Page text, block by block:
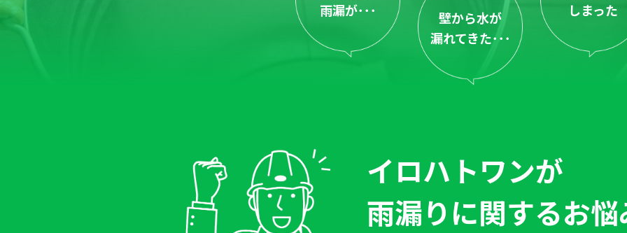
雨漏が･･･
壁から水が
漏れてきた･･･
しまった
イロハトワンが
雨漏りに関するお